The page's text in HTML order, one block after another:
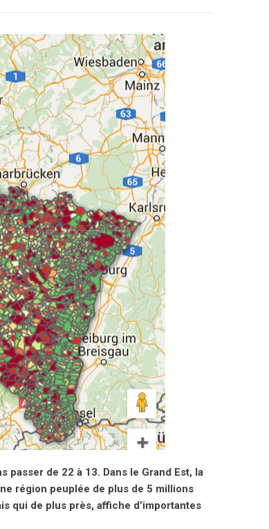
de 22 à 13. Dans le Grand Est, la
région peuplée de plus de 5 millions
qui de plus près, affiche d’importantes